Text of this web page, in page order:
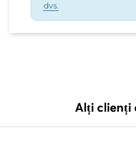
dvs.
Alți clienți